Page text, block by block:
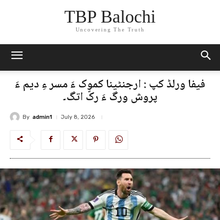
TBP Balochi
Uncovering The Truth
فیفا ورلڈ کپ : ارجنٹینا کموک ءَ مسر ءِ دیم ءَ
پروش ورگ ءَ رکّ اتگ۔
By admin1 July 8, 2026